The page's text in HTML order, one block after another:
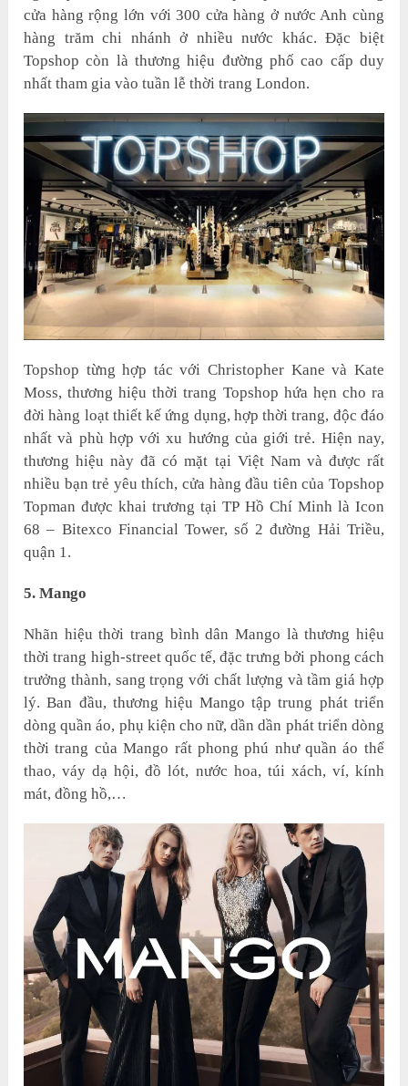
cửa hàng rộng lớn với 300 cửa hàng ở nước Anh cùng
hàng trăm chi nhánh ở nhiều nước khác. Đặc biệt
Topshop còn là thương hiệu đường phố cao cấp duy
nhất tham gia vào tuần lễ thời trang London.
Topshop từng hợp tác với Christopher Kane và Kate
Moss, thương hiệu thời trang Topshop hứa hẹn cho ra
đời hàng loạt thiết kế ứng dụng, hợp thời trang, độc đáo
nhất và phù hợp với xu hướng của giới trẻ. Hiện nay,
thương hiệu này đã có mặt tại Việt Nam và được rất
nhiều bạn trẻ yêu thích, cửa hàng đầu tiên của Topshop
Topman được khai trương tại TP Hồ Chí Minh là Icon
68 – Bitexco Financial Tower, số 2 đường Hải Triều,
quận 1.
5. Mango
Nhãn hiệu thời trang bình dân Mango là thương hiệu
thời trang high-street quốc tế, đặc trưng bởi phong cách
trưởng thành, sang trọng với chất lượng và tầm giá hợp
lý. Ban đầu, thương hiệu Mango tập trung phát triển
dòng quần áo, phụ kiện cho nữ, dần dần phát triển dòng
thời trang của Mango rất phong phú như quần áo thể
thao, váy dạ hội, đồ lót, nước hoa, túi xách, ví, kính
mát, đồng hồ,…